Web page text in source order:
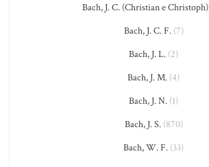
Bach, J. C. (Christian e Christoph)
Bach, J. C. F.(7)
Bach, J. L. (2)
Bach, J. M. (4)
Bach, J. N. (1)
Bach, J. S.(870)
Bach, W. F. (33)